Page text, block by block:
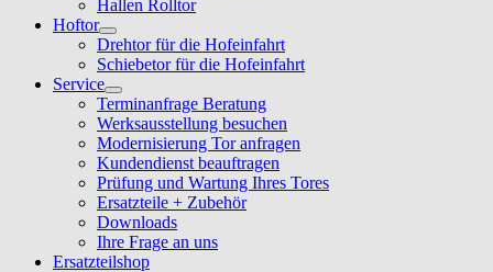
Hallen Rolltor
Hoftor
Drehtor für die Hofeinfahrt
Schiebetor für die Hofeinfahrt
Service
Terminanfrage Beratung
Werksausstellung besuchen
Modernisierung Tor anfragen
Kundendienst beauftragen
Prüfung und Wartung Ihres Tores
Ersatzteile + Zubehör
Downloads
Ihre Frage an uns
Ersatzteilshop